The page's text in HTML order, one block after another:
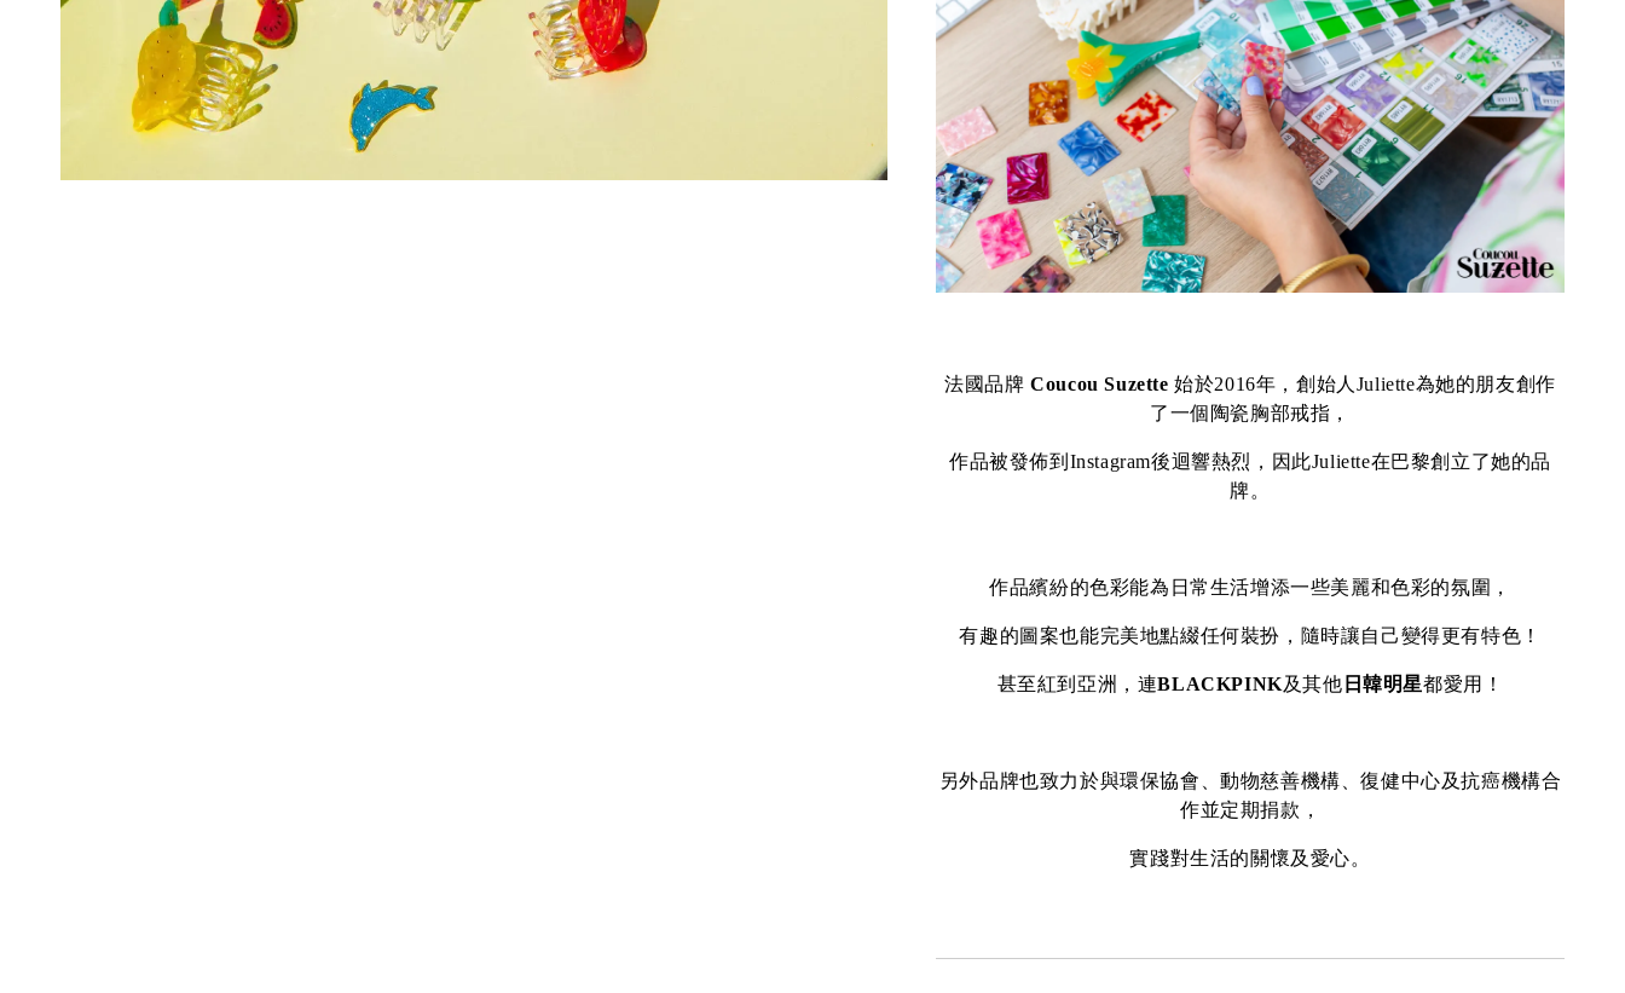
法國品牌 Coucou Suzette始於2016年，創始人Juliette為她的朋友創作
了一個陶瓷胸部戒指，
作品被發佈到Instagram後迴響熱烈，因此Juliette在巴黎創立了她的品
牌。
作品繽紛的色彩能為日常生活增添一些美麗和色彩的氛圍，
有趣的圖案也能完美地點綴任何裝扮，隨時讓自己變得更有特色！
甚至紅到亞洲，連BLACKPINK及其他 日韓明星都愛用！
另外品牌也致力於與環保協會、動物慈善機構、復健中心及抗癌機構合
作並定期捐款，
實踐對生活的關懷及愛心。